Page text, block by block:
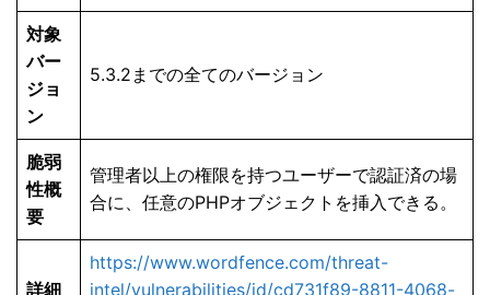
対象
バー
ジョ
ン
5.3.2までの全てのバージョン
脆弱
性概
要
管理者以上の権限を持つユーザーで認証済の場
合に、任意のPHPオブジェクトを挿入できる。
詳細
https://www.wordfence.com/threat-
intel/vulnerabilities/id/cd731f89-8811-4068-